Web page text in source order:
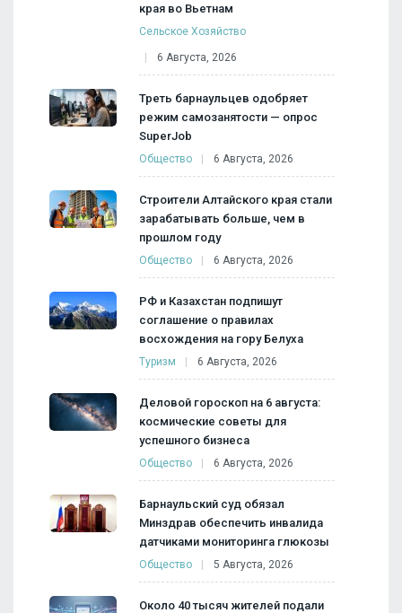
края во Вьетнам
Сельское Хозяйство
6 Августа, 2026
Треть барнаульцев одобряет
режим самозанятости — опрос
SuperJob
Общество 6 Августа, 2026
Строители Алтайского края стали
зарабатывать больше, чем в
прошлом году
Общество 6 Августа, 2026
РФ и Казахстан подпишут
соглашение о правилах
восхождения на гору Белуха
Туризм 6 Августа, 2026
Деловой гороскоп на 6 августа:
космические советы для
успешного бизнеса
Общество 6 Августа, 2026
Барнаульский суд обязал
Минздрав обеспечить инвалида
датчиками мониторинга глюкозы
Общество 5 Августа, 2026
Около 40 тысяч жителей подали